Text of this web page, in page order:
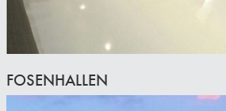
FOSENHALLEN